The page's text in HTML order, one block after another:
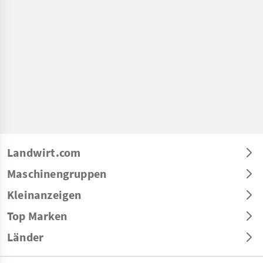
Landwirt.com
Maschinengruppen
Kleinanzeigen
Top Marken
Länder